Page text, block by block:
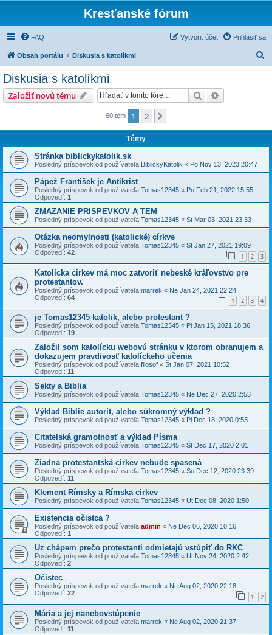
Kresťanské fórum
FAQ Prihlásiť sa
Vytvoriť účet
Obsah portálu Diskusia s katolíkmi
Diskusia s katolíkmi
Založiť novú tému Hľadať
60 tém 1 2
Témy
Stránka biblickykatolik.sk
Posledný príspevok od používateľa BiblickyKatolik « Po Nov 13, 2023 20:47
Pápež František je Antikrist
Posledný príspevok od používateľa Tomas12345 « Po Feb 21, 2022 15:55
Odpovedí: 1
ZMAZANIE PRISPEVKOV A TEM
Posledný príspevok od používateľa Tomas12345 « St Mar 03, 2021 23:33
Otázka neomylnosti (katolické) církve
Posledný príspevok od používateľa Tomas12345 « St Jan 27, 2021 19:09
Odpovedí: 42 1 2 3
Katolícka cirkev má moc zatvoriť nebeské kráľovstvo pre
protestantov.
Posledný príspevok od používateľa marrek « Ne Jan 24, 2021 22:24
Odpovedí: 64 1 2 3 4
je Tomas12345 katolik, alebo protestant ?
Posledný príspevok od používateľa Tomas12345 « Pi Jan 15, 2021 18:36
Odpovedí: 19
Založil som katolícku webovú stránku v ktorom obranujem a
dokazujem pravdivosť katolíckeho učenia
Posledný príspevok od používateľa filosof « Št Jan 07, 2021 10:52
Odpovedí: 11
Sekty a Biblia
Posledný príspevok od používateľa Tomas12345 « Ne Dec 27, 2020 2:53
Výklad Biblie autorít, alebo súkromný výklad ?
Posledný príspevok od používateľa Tomas12345 « Pi Dec 18, 2020 0:53
Citatelská gramotnosť a výklad Písma
Posledný príspevok od používateľa Tomas12345 « Št Dec 17, 2020 2:01
Ziadna protestantská cirkev nebude spasená
Posledný príspevok od používateľa Tomas12345 « So Dec 12, 2020 23:39
Odpovedí: 11
Klement Rímsky a Rímska cirkev
Posledný príspevok od používateľa Tomas12345 « Ut Dec 08, 2020 1:50
Existencia očistca ?
Posledný príspevok od používateľa admin « Ne Dec 06, 2020 10:16
Odpovedí: 1
Uz chápem prečo protestanti odmietajú vstúpiť do RKC
Posledný príspevok od používateľa Tomas12345 « Ut Nov 24, 2020 2:42
Odpovedí: 2
Očistec
Posledný príspevok od používateľa marrek « Ne Aug 02, 2020 22:18
Odpovedí: 22 1 2
Mária a jej nanebovstúpenie
Posledný príspevok od používateľa marrek « Ne Aug 02, 2020 21:37
Odpovedí: 11